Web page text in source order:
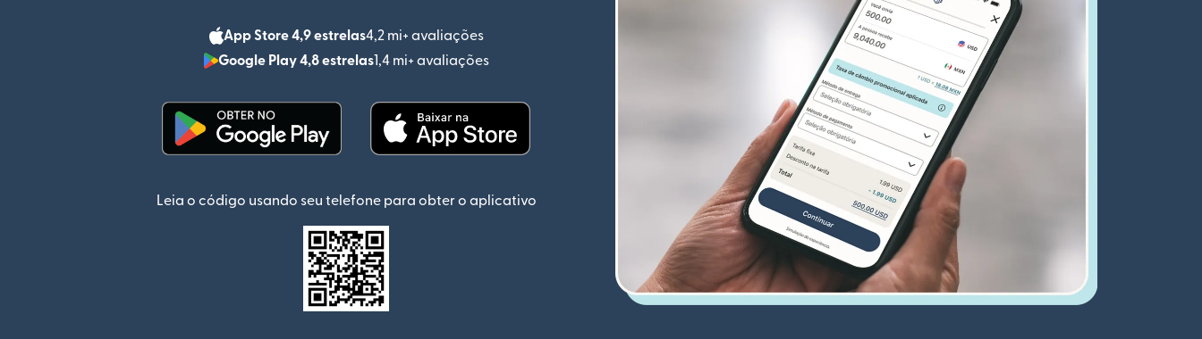
App Store 4,9 estrelas4,2 mi+ avaliações
(abre em uma nova janela)
Google Play 4,8 estrelas1,4 mi+ avaliações
(abre em uma nova janela)
Leia o código usando seu telefone para obter o aplicativo